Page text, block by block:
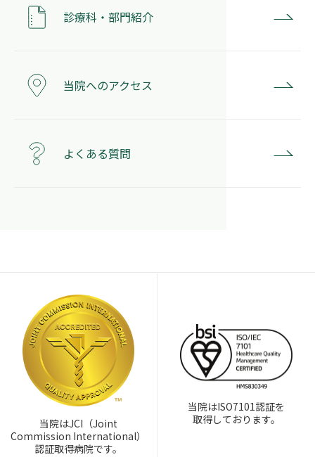
診療科・部門紹介
当院へのアクセス
よくある質問
当院はJCI（Joint
Commission International）
認証取得病院です。
当院はISO7101認証を
取得しております。